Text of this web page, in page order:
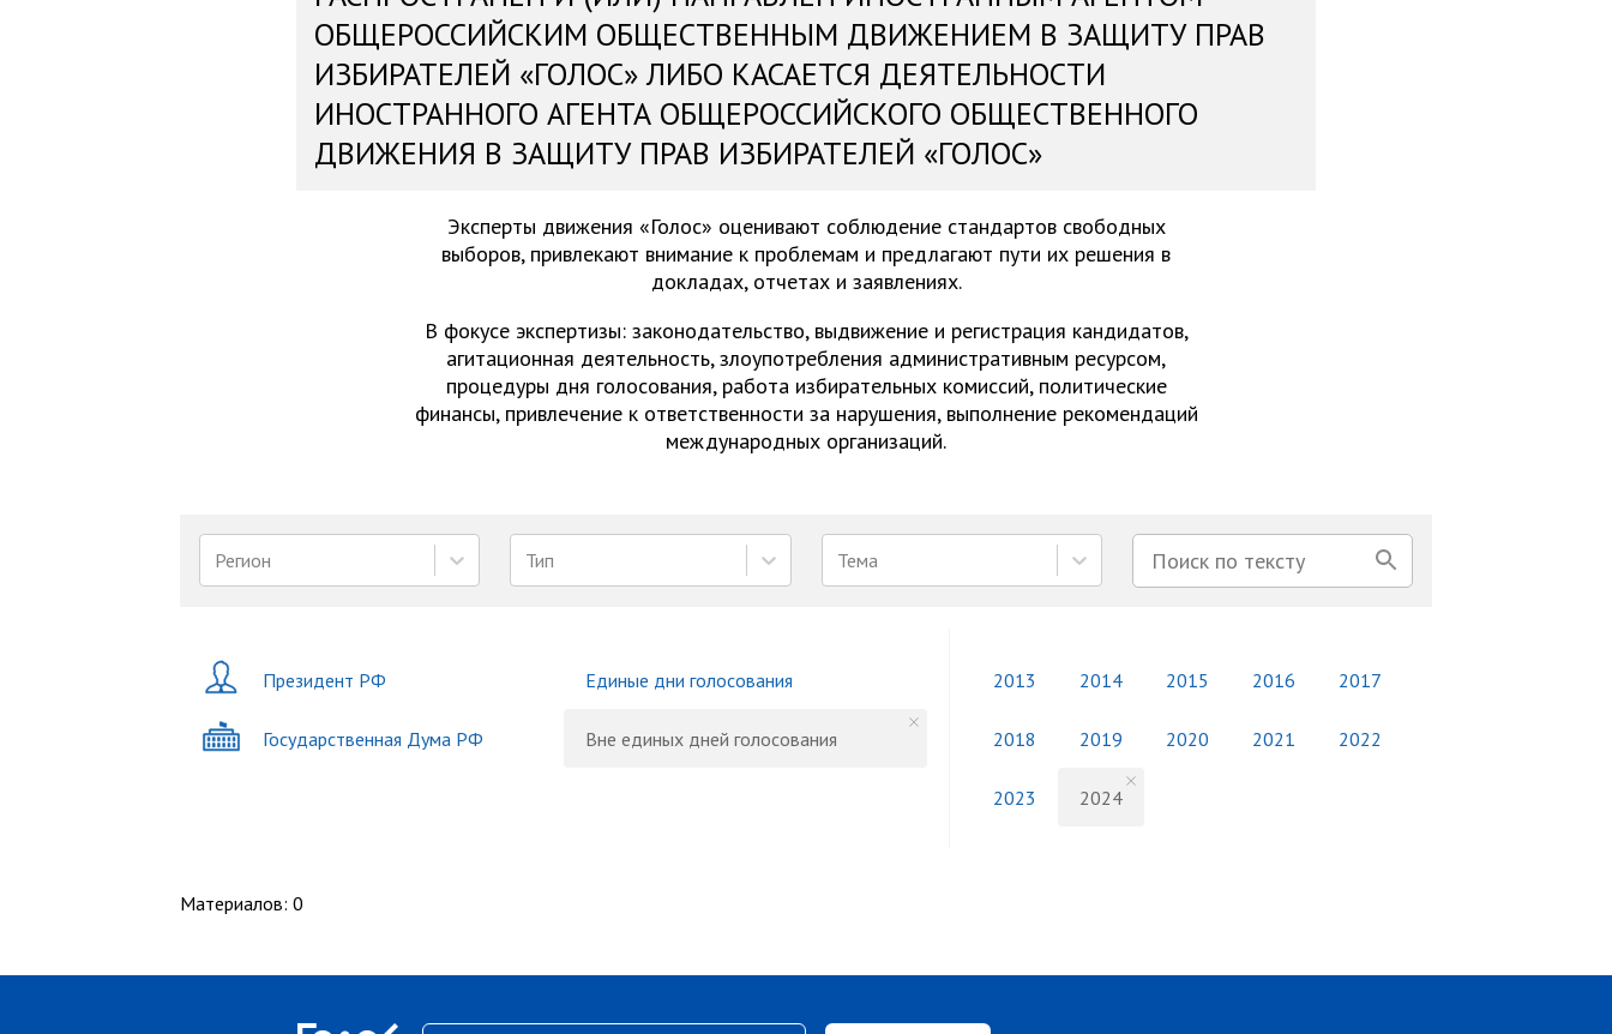
ОБЩЕРОССИЙСКИМ ОБЩЕСТВЕННЫМ ДВИЖЕНИЕМ В ЗАЩИТУ ПРАВ
ИЗБИРАТЕЛЕЙ «ГОЛОС» ЛИБО КАСАЕТСЯ ДЕЯТЕЛЬНОСТИ
ИНОСТРАННОГО АГЕНТА ОБЩЕРОССИЙСКОГО ОБЩЕСТВЕННОГО
ДВИЖЕНИЯ В ЗАЩИТУ ПРАВ ИЗБИРАТЕЛЕЙ «ГОЛОС»
Эксперты движения «Голос» оценивают соблюдение стандартов свободных
выборов, привлекают внимание к проблемам и предлагают пути их решения в
докладах, отчетах и заявлениях.
В фокусе экспертизы: законодательство, выдвижение и регистрация кандидатов,
агитационная деятельность, злоупотребления административным ресурсом,
процедуры дня голосования, работа избирательных комиссий, политические
финансы, привлечение к ответственности за нарушения, выполнение рекомендаций
международных организаций.
Регион Тип Тема
Президент РФ
Государственная Дума РФ
Единые дни голосования
Вне единых дней голосования
2013 2014 2015 2016 2017
2018 2019 2020 2021 2022
2023 2024
Материалов: 0